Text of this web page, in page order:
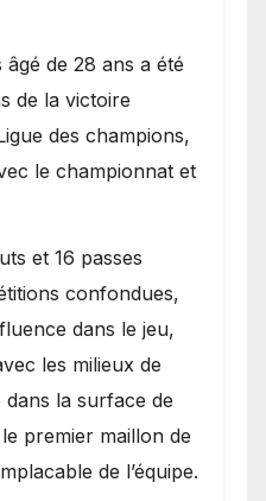
âgé de 28 ans a été
de la victoire
des champions,
le championnat et
et 16 passes
confondues,
dans le jeu,
les milieux de
la surface de
premier maillon de
de l’équipe.